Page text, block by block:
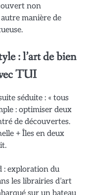
non
manière de
: l’art de bien
TUI
séduite : « tous
: optimiser deux
de découvertes.
+ Îles en deux
: exploration du
les librairies d’art
sur un bateau